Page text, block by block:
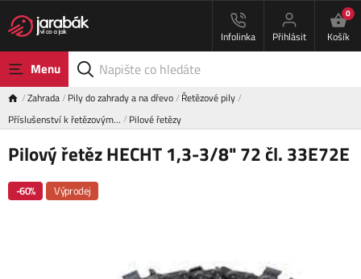
Infolinka Přihlásit
0
Košík
Menu
Zahrada Pily do zahrady a na dřevo Řetězové pily
Příslušenství k řetězovým…
Pilové řetězy
Pilový řetěz HECHT 1,3-3/8" 72 čl. 33E72E
-60% Výprodej